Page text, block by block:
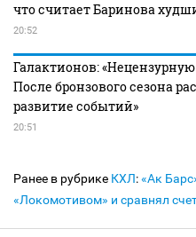
что считает Баринова
20:52
Галактионов:
После бронзового сезона
развитие событий»
20:51
Ранее в рубрике КХЛ:«Ак
«Локомотивом» и сравнял